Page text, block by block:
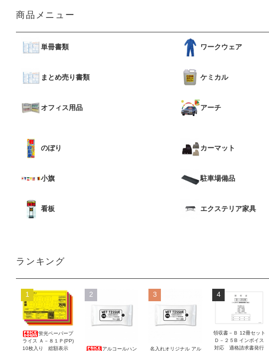
商品メニュー
単冊書類
まとめ売り書類
オフィス用品
ワークウェア
ケミカル
アーチ
のぼり
小旗
看板
カーマット
駐車場備品
エクステリア家具
ランキング
1
蛍光ペーパープ
ライス Ａ－８１Ｐ(PP)
10枚入り 総額表示
2
アルコールハン
3
名入れオリジナル アル
4
領収書－Ｂ 12冊セット
Ｄ－２５B インボイス
対応 適格請求書発行